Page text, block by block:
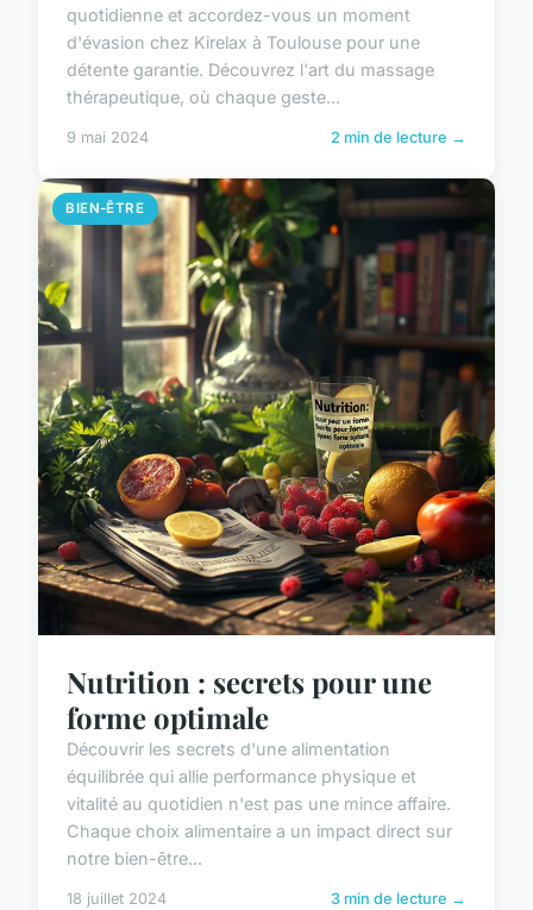
quotidienne et accordez-vous un moment
d'évasion chez Kirelax à Toulouse pour une
détente garantie. Découvrez l'art du massage
thérapeutique, où chaque geste...
9 mai 2024 2 min de lecture →
BIEN-ÊTRE
Nutrition : secrets pour une
forme optimale
Découvrir les secrets d'une alimentation
équilibrée qui allie performance physique et
vitalité au quotidien n'est pas une mince affaire.
Chaque choix alimentaire a un impact direct sur
notre bien-être...
18 juillet 2024 3 min de lecture →